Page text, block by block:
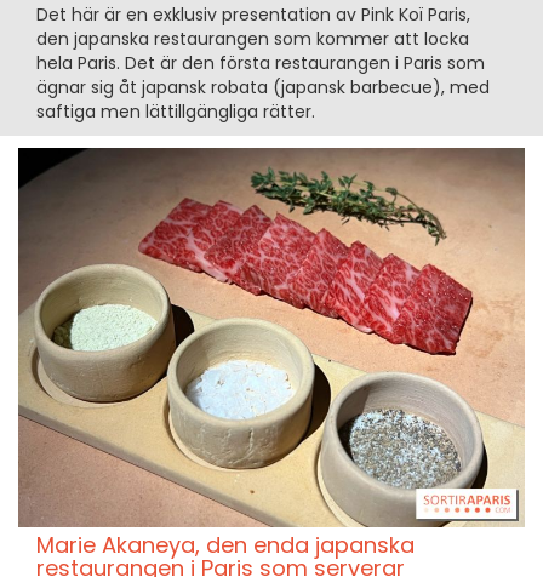
Det här är en exklusiv presentation av Pink Koï Paris,
den japanska restaurangen som kommer att locka
hela Paris. Det är den första restaurangen i Paris som
ägnar sig åt japansk robata (japansk barbecue), med
saftiga men lättillgängliga rätter.
Marie Akaneya, den enda japanska
restaurangen i Paris som serverar